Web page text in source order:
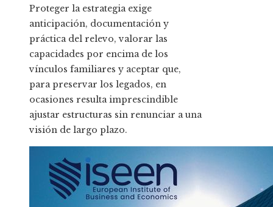
Proteger la estrategia exige
anticipación, documentación y
práctica del relevo, valorar las
capacidades por encima de los
vínculos familiares y aceptar que,
para preservar los legados, en
ocasiones resulta imprescindible
ajustar estructuras sin renunciar a una
visión de largo plazo.